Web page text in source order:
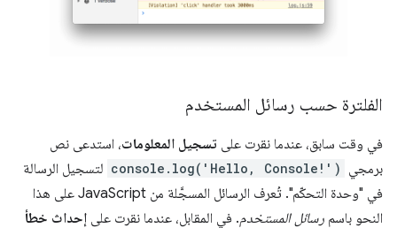
الفلترة حسب رسائل المستخدم
في وقت سابق، عندما نقرت على تسجيل المعلومات، استدعى نص
برمجي console.log('Hello, Console!') لتسجيل الرسالة
في "وحدة التحكّم". تُعرف الرسائل المسجَّلة من JavaScript على هذا
النحو باسم رسائل المستخدم. في المقابل، عندما نقرت على إحداث خطأ